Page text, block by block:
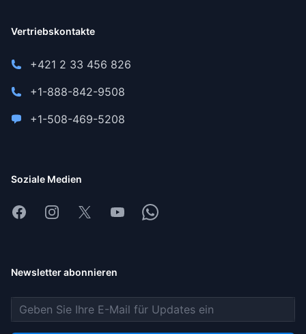
Vertriebskontakte
+421 2 33 456 826
+1-888-842-9508
+1-508-469-5208
Soziale Medien
FacebookInstagram
X YoutubeWhatsapp
Newsletter abonnieren
E-Mail-Adresse